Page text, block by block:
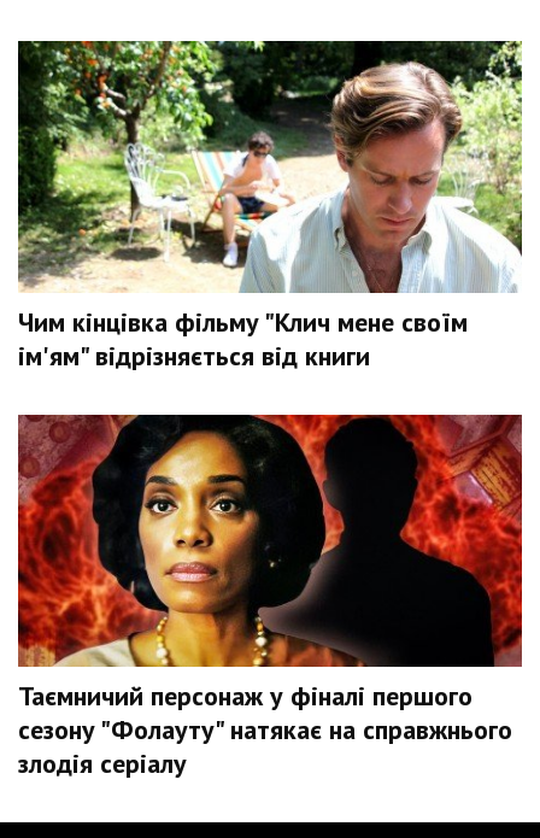
Чим кінцівка фільму "Клич мене своїм
ім'ям" відрізняється від книги
Таємничий персонаж у фіналі першого
сезону "Фолауту" натякає на справжнього
злодія серіалу